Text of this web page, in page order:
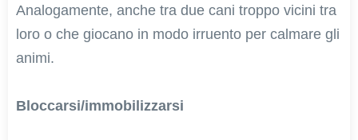
Analogamente, anche tra due cani troppo vicini tra
loro o che giocano in modo irruento per calmare gli
animi.
Bloccarsi/immobilizzarsi